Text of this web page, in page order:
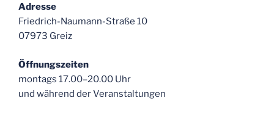
Adresse
Friedrich-Naumann-Straße 10
07973 Greiz
Öffnungszeiten
montags 17.00–20.00 Uhr
und während der Veranstaltungen